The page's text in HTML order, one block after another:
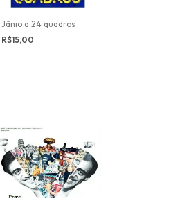
Jânio a 24 quadros
R$15,00